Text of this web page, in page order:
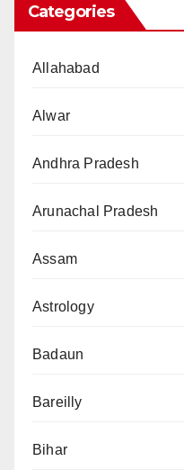
Categories
Allahabad
Alwar
Andhra Pradesh
Arunachal Pradesh
Assam
Astrology
Badaun
Bareilly
Bihar